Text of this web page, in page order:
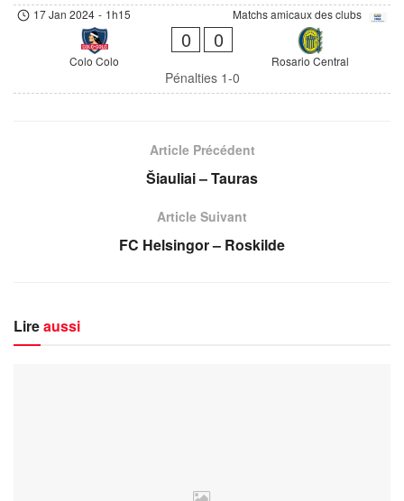
Matchs amicaux des clubs
17 Jan 2024 - 1h15
Colo Colo
0 0
Rosario Central
Pénalties 1-0
Article Précédent
Šiauliai – Tauras
Article Suivant
FC Helsingor – Roskilde
Lireaussi